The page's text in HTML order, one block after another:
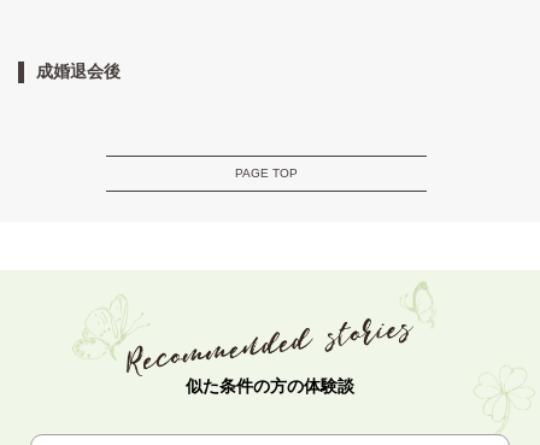
成婚退会後
PAGE TOP
似た条件の方の体験談